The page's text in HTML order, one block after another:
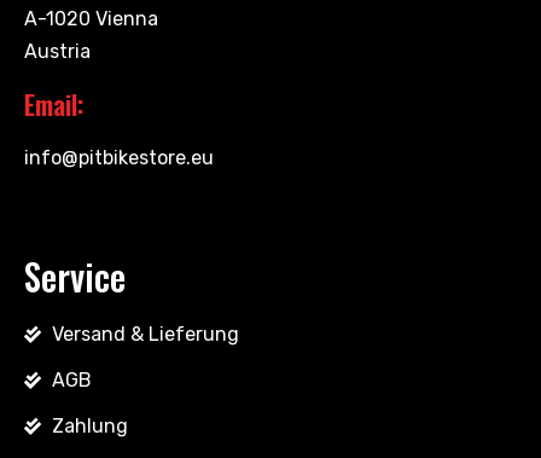
A-1020 Vienna
Austria
Email:
info@pitbikestore.eu
Service
Versand & Lieferung
AGB
Zahlung